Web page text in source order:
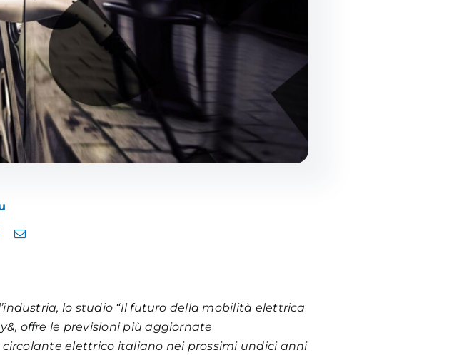
lo studio “Il futuro della mobilità elettrica
offre le previsioni più aggiornate
elettrico italiano nei prossimi undici anni